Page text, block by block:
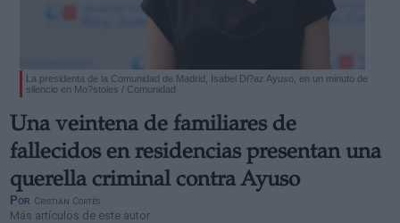
La presidenta de la Comunidad de Madrid, Isabel Di?az Ayuso, en un minuto de
silencio en Mo?stoles / Comunidad
Una veintena de familiares de
fallecidos en residencias presentan una
querella criminal contra Ayuso
Por Cristian Cortés
Más artículos de este autor
Derechos:
link
Información adicional
link